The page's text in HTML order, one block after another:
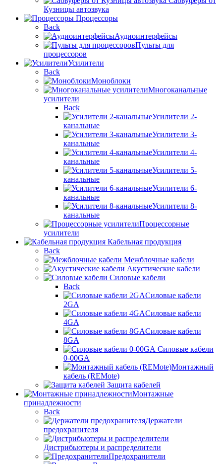
Кузницы автозвука
Процессоры
Back
Аудиоинтерфейсы
Пульты для
процессоров
Усилители
Back
Моноблоки
Многоканальные
усилители
Back
Усилители 2-
канальные
Усилители 3-
канальные
Усилители 4-
канальные
Усилители 5-
канальные
Усилители 6-
канальные
Усилители 8-
канальные
Процессорные
усилители
Кабельная продукция
Back
Межблочные кабели
Акустические кабели
Силовые кабели
Back
Силовые кабели
2GA
Силовые кабели
4GA
Силовые кабели
8GA
Силовые кабели
0-00GA
Монтажный
кабель (REMote)
Защита кабелей
Монтажные
принадлежности
Back
Держатели
предохранителя
Дистрибьютеры и распределители
Предохранители